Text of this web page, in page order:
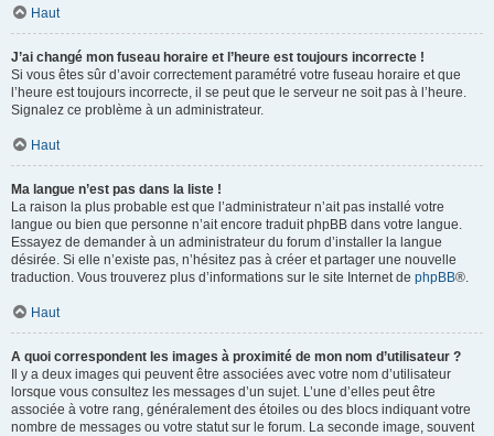
Haut
J’ai changé mon fuseau horaire et l’heure est toujours incorrecte !
Si vous êtes sûr d’avoir correctement paramétré votre fuseau horaire et que
l’heure est toujours incorrecte, il se peut que le serveur ne soit pas à l’heure.
Signalez ce problème à un administrateur.
Haut
Ma langue n’est pas dans la liste !
La raison la plus probable est que l’administrateur n’ait pas installé votre
langue ou bien que personne n’ait encore traduit phpBB dans votre langue.
Essayez de demander à un administrateur du forum d’installer la langue
désirée. Si elle n’existe pas, n’hésitez pas à créer et partager une nouvelle
traduction. Vous trouverez plus d’informations sur le site Internet de phpBB®.
Haut
A quoi correspondent les images à proximité de mon nom d’utilisateur ?
Il y a deux images qui peuvent être associées avec votre nom d’utilisateur
lorsque vous consultez les messages d’un sujet. L’une d’elles peut être
associée à votre rang, généralement des étoiles ou des blocs indiquant votre
nombre de messages ou votre statut sur le forum. La seconde image, souvent